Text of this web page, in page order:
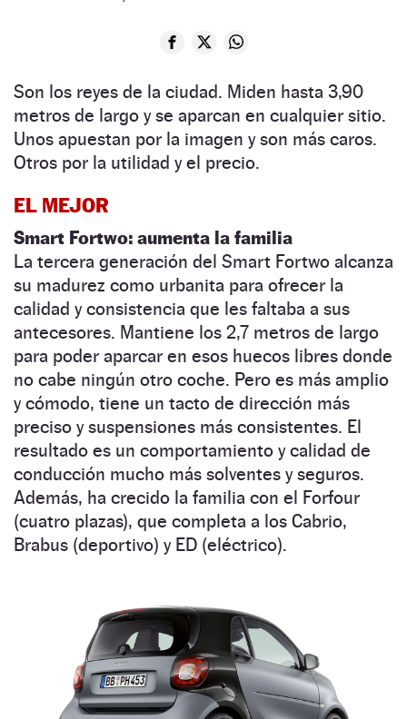
Son los reyes de la ciudad. Miden hasta 3,90
metros de largo y se aparcan en cualquier sitio.
Unos apuestan por la imagen y son más caros.
Otros por la utilidad y el precio.
EL MEJOR
Smart Fortwo: aumenta la familia
La tercera generación del Smart Fortwo alcanza
su madurez como urbanita para ofrecer la
calidad y consistencia que les faltaba a sus
antecesores. Mantiene los 2,7 metros de largo
para poder aparcar en esos huecos libres donde
no cabe ningún otro coche. Pero es más amplio
y cómodo, tiene un tacto de dirección más
preciso y suspensiones más consistentes. El
resultado es un comportamiento y calidad de
conducción mucho más solventes y seguros.
Además, ha crecido la familia con el Forfour
(cuatro plazas), que completa a los Cabrio,
Brabus (deportivo) y ED (eléctrico).